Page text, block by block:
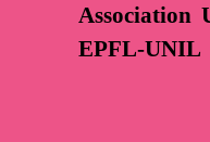
Association
EPFL-UNIL